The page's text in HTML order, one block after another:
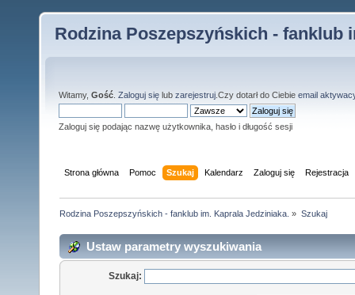
Rodzina Poszepszyńskich - fanklub
Witamy, Gość Zaloguj się lub zarejestruj .Czy dotarł do Ciebie email
Zaloguj się podając nazwę użytkownika, hasło i długość sesji
Strona główna Pomoc Szukaj Kalendarz Zaloguj się Rejestracja
Rodzina Poszepszyńskich - fanklub im. Kaprala Jedziniaka. » Szukaj
Ustaw parametry wyszukiwania
Szukaj: